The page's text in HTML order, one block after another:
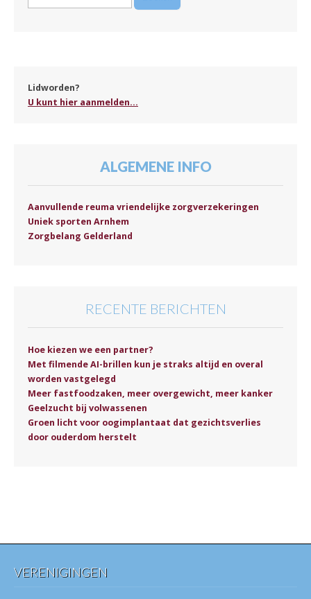
Lidworden?
U kunt hier aanmelden...
ALGEMENE INFO
Aanvullende reuma vriendelijke zorgverzekeringen
Uniek sporten Arnhem
Zorgbelang Gelderland
RECENTE BERICHTEN
Hoe kiezen we een partner?
Met filmende AI-brillen kun je straks altijd en overal
worden vastgelegd
Meer fastfoodzaken, meer overgewicht, meer kanker
Geelzucht bij volwassenen
Groen licht voor oogimplantaat dat gezichtsverlies
door ouderdom herstelt
VERENIGINGEN